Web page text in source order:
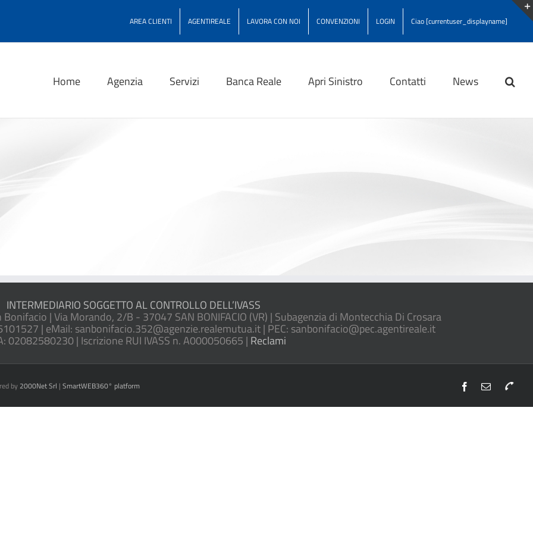
AREA CLIENTI AGENTIREALE LAVORA CON NOI CONVENZIONI LOGIN Ciao [currentuser_displayname]
Home Agenzia Servizi Banca Reale Apri Sinistro Contatti News
INTERMEDIARIO SOGGETTO AL CONTROLLO DELL’IVASS
Bonifacio | Via Morando, 2/B - 37047 SAN BONIFACIO (VR) | Subagenzia di Montecchia Di Crosara
| eMail: sanbonifacio.352@agenzie.realemutua.it | PEC: sanbonifacio@pec.agentireale.it
02082580230 | Iscrizione RUI IVASS n. A000050665 | Reclami
by 2000Net Srl | SmartWEB360° platform Facebook
Email